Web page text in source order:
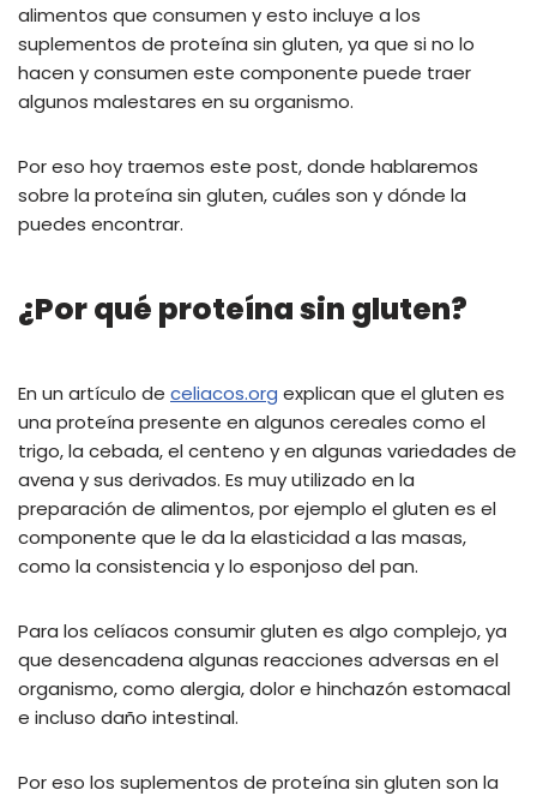
alimentos que consumen y esto incluye a los
suplementos de proteína sin gluten, ya que si no lo
hacen y consumen este componente puede traer
algunos malestares en su organismo.
Por eso hoy traemos este post, donde hablaremos
sobre la proteína sin gluten, cuáles son y dónde la
puedes encontrar.
¿Por qué proteína sin gluten?
En un artículo de celiacos.org explican que el gluten es
una proteína presente en algunos cereales como el
trigo, la cebada, el centeno y en algunas variedades de
avena y sus derivados. Es muy utilizado en la
preparación de alimentos, por ejemplo el gluten es el
componente que le da la elasticidad a las masas,
como la consistencia y lo esponjoso del pan.
Para los celíacos consumir gluten es algo complejo, ya
que desencadena algunas reacciones adversas en el
organismo, como alergia, dolor e hinchazón estomacal
e incluso daño intestinal.
Por eso los suplementos de proteína sin gluten son la